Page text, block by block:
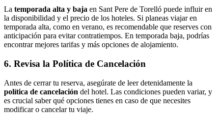
La temporada alta y baja en Sant Pere de Torelló puede influir en
la disponibilidad y el precio de los hoteles. Si planeas viajar en
temporada alta, como en verano, es recomendable que reserves con
anticipación para evitar contratiempos. En temporada baja, podrías
encontrar mejores tarifas y más opciones de alojamiento.
6. Revisa la Política de Cancelación
Antes de cerrar tu reserva, asegúrate de leer detenidamente la
política de cancelación del hotel. Las condiciones pueden variar, y
es crucial saber qué opciones tienes en caso de que necesites
modificar o cancelar tu viaje.